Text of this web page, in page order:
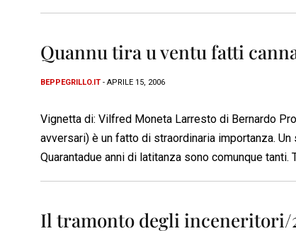
Quannu tira u ventu fatti
BEPPEGRILLO.IT - APRILE 15, 2006
Vignetta di: Vilfred Moneta Larresto di Bernardo
avversari) è un fatto di straordinaria importanza.
Quarantadue anni di latitanza sono comunque tanti.
Il tramonto degli inceneritori/